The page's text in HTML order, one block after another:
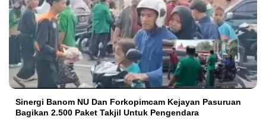
Sinergi Banom NU Dan Forkopimcam Kejayan Pasuruan
Bagikan 2.500 Paket Takjil Untuk Pengendara